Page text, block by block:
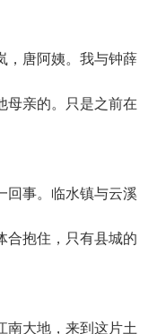
唐阿姨。我与钟薛
母亲的。只是之前在
事。临水镇与云溪
合抱住，只有县城的
大地，来到这片土